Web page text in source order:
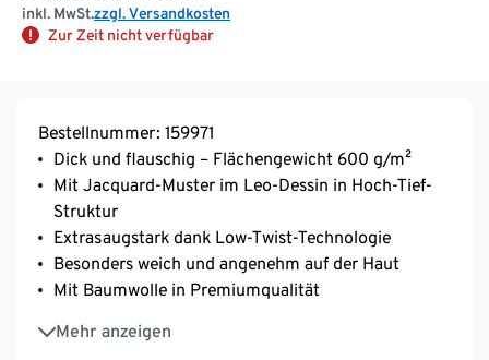
inkl. MwSt.zzgl. Versandkosten
Zur Zeit nicht verfügbar
Bestellnummer: 159971
Dick und flauschig – Flächengewicht 600 g/m²
Mit Jacquard-Muster im Leo-Dessin in Hoch-Tief-
Struktur
Extrasaugstark dank Low-Twist-Technologie
Besonders weich und angenehm auf der Haut
Mit Baumwolle in Premiumqualität
Mehr anzeigen
Mit Aufhänger an kurzer Seite